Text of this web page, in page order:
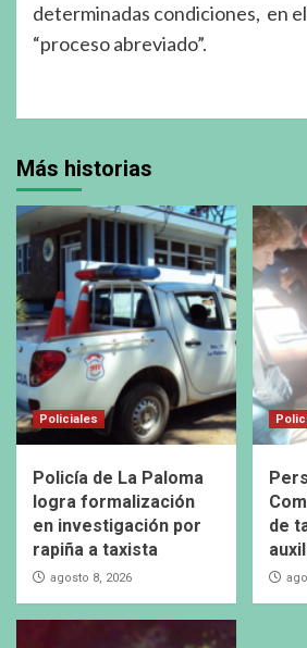
determinadas condiciones, en
“proceso abreviado”.
Más historias
Policiales
Policía de La Paloma
logra formalización
en investigación por
rapiña a taxista
agosto 8, 2026
de